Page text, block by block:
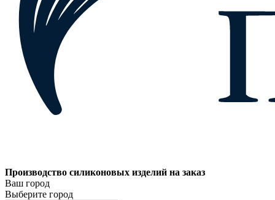
Производство силиконовых изделий на заказ
Ваш город
Выберите город